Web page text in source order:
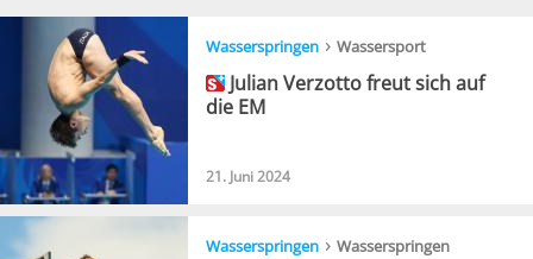
Wasserspringen › Wassersport
Julian Verzotto freut sich auf
die EM
21. Juni 2024
Wasserspringen › Wasserspringen